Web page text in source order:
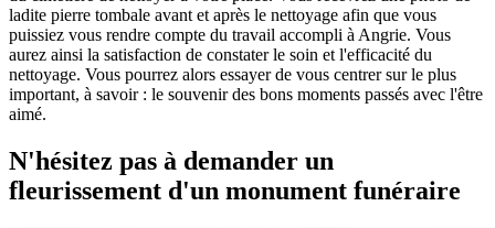
ladite pierre tombale avant et après le nettoyage afin que vous
puissiez vous rendre compte du travail accompli à Angrie. Vous
aurez ainsi la satisfaction de constater le soin et l'efficacité du
nettoyage. Vous pourrez alors essayer de vous centrer sur le plus
important, à savoir : le souvenir des bons moments passés avec l'être
aimé.
N'hésitez pas à demander un
fleurissement d'un monument funéraire